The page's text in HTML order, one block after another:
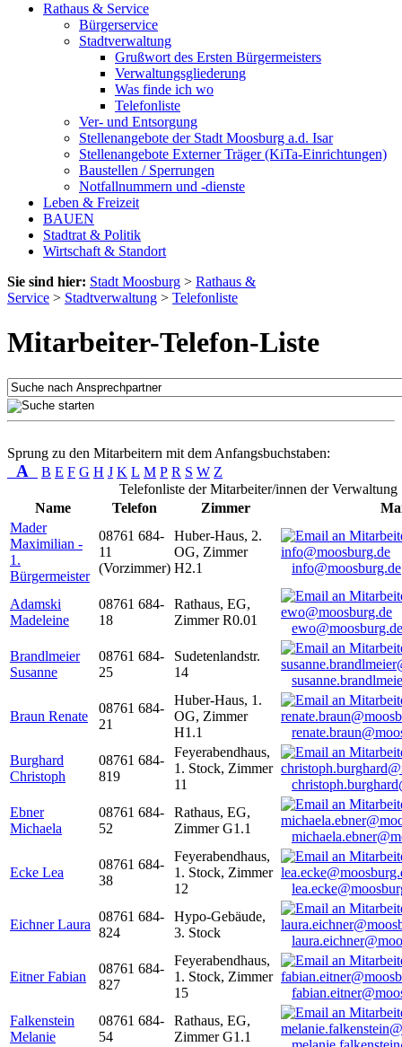
Rathaus & Service
Bürgerservice
Stadtverwaltung
Grußwort des Ersten Bürgermeisters
Verwaltungsgliederung
Was finde ich wo
Telefonliste
Ver- und Entsorgung
Stellenangebote der Stadt Moosburg a.d. Isar
Stellenangebote Externer Träger (KiTa-Einrichtungen)
Baustellen / Sperrungen
Notfallnummern und -dienste
Leben & Freizeit
BAUEN
Stadtrat & Politik
Wirtschaft & Standort
Sie sind hier: Stadt Moosburg > Rathaus &
Service > Stadtverwaltung > Telefonliste
Mitarbeiter-Telefon-Liste
Sprung zu den Mitarbeitern mit dem Anfangsbuchstaben:
A B E F G H J K L M P R S W Z
Telefonliste der Mitarbeiter/innen der Verwaltung
Name
Telefon Zimmer
Mader
Maximilian -
1.
Bürgermeister
08761 684-
11
(Vorzimmer)
Huber-Haus, 2.
OG, Zimmer
H2.1
info@moosburg.de
Adamski
Madeleine
08761 684-
18
Rathaus, EG,
Zimmer R0.01
ewo@moosburg.de
Brandlmeier
Susanne
08761 684-
25
Sudetenlandstr.
14
Braun Renate
08761 684-
21
Huber-Haus, 1.
OG, Zimmer
H1.1
Burghard
Christoph
08761 684-
819
Feyerabendhaus,
1. Stock, Zimmer
11
Ebner
Michaela
08761 684-
52
Rathaus, EG,
Zimmer G1.1
Ecke Lea
08761 684-
38
Feyerabendhaus,
1. Stock, Zimmer
12
Eichner Laura
08761 684-
824
Hypo-Gebäude,
3. Stock
Eitner Fabian
08761 684-
827
Feyerabendhaus,
1. Stock, Zimmer
15
Falkenstein
Melanie
08761 684-
54
Rathaus, EG,
Zimmer G1.1